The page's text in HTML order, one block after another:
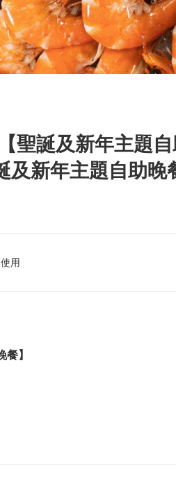
聖誕及新年主題
新年主題自助晚
用
】